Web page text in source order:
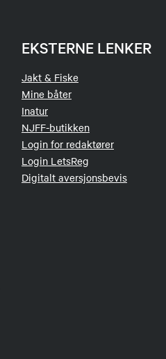
EKSTERNE LENKER
Jakt & Fiske
Mine båter
Inatur
NJFF-butikken
Login for redaktører
Login LetsReg
Digitalt aversjonsbevis